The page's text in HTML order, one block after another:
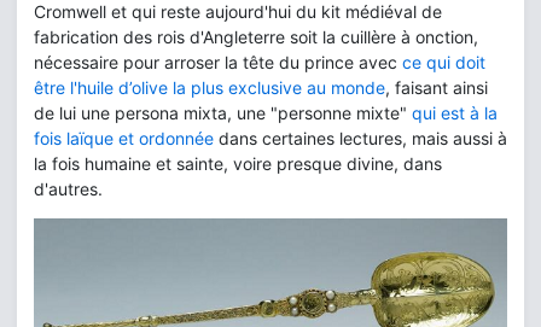
Cromwell et qui reste aujourd'hui du kit médiéval de
fabrication des rois d'Angleterre soit la cuillère à onction,
nécessaire pour arroser la tête du prince avec ce qui doit
être l'huile d’olive la plus exclusive au monde, faisant ainsi
de lui une persona mixta, une "personne mixte" qui est à la
fois laïque et ordonnée dans certaines lectures, mais aussi à
la fois humaine et sainte, voire presque divine, dans
d'autres.